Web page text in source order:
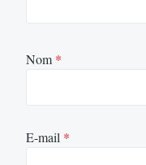
Nom *
E-mail *